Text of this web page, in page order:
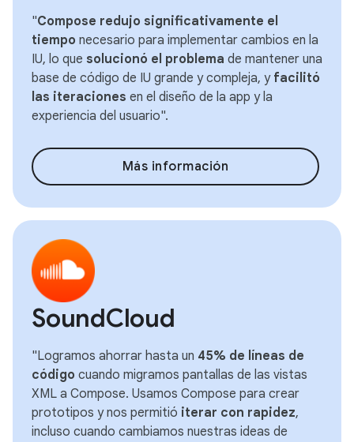
"Compose redujo significativamente el
tiempo necesario para implementar cambios en la
IU, lo que solucionó el problema de mantener una
base de código de IU grande y compleja, y facilitó
las iteraciones en el diseño de la app y la
experiencia del usuario".
Más información
SoundCloud
"Logramos ahorrar hasta un 45% de líneas de
código cuando migramos pantallas de las vistas
XML a Compose. Usamos Compose para crear
prototipos y nos permitió iterar con rapidez,
incluso cuando cambiamos nuestras ideas de